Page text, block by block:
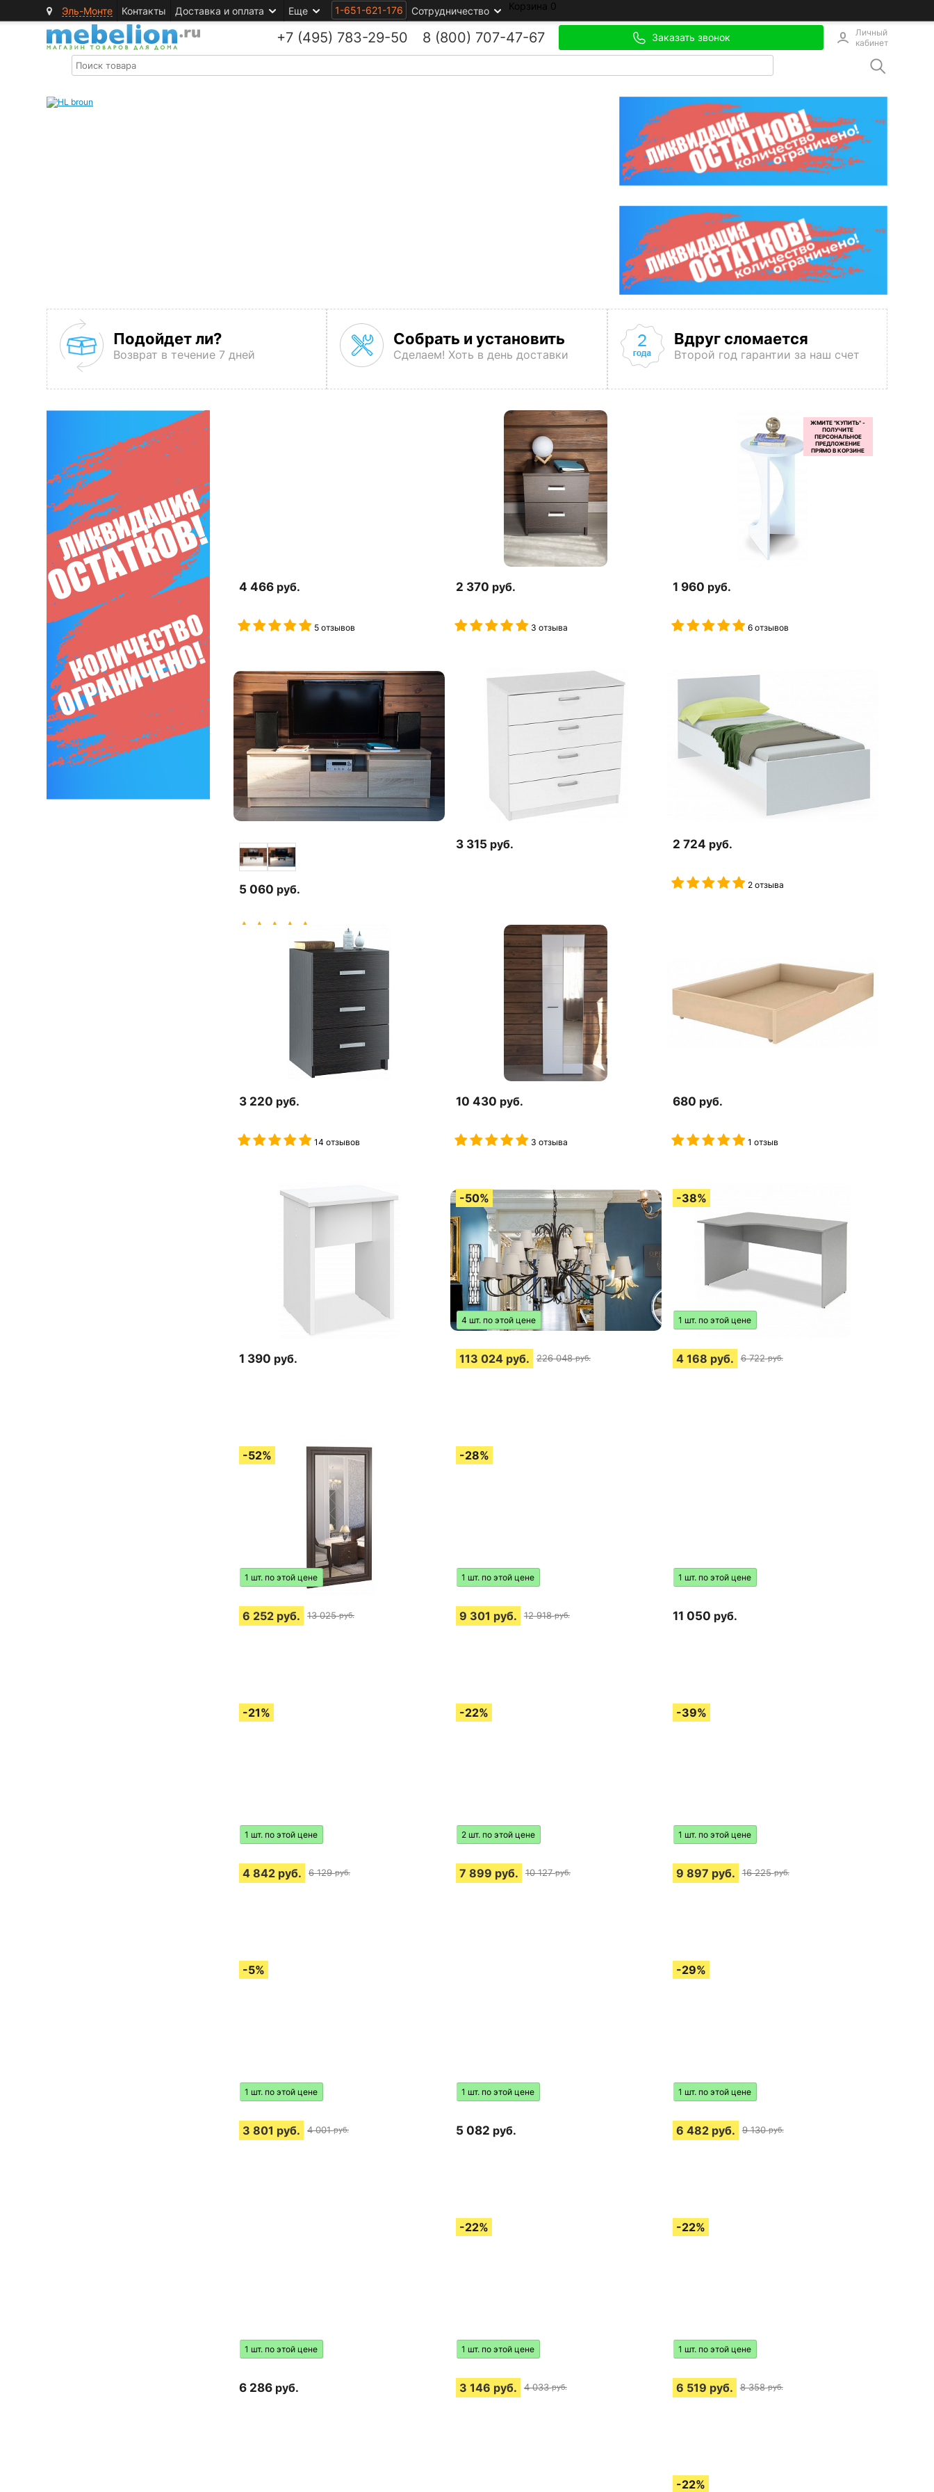
Эль-Монте Контакты Доставка и оплата Еще 1-651-621-176 Сотрудничество Корзина 0
+7 (495) 783-29-50 8 (800) 707-47-67 Заказать звонок
Личный
кабинет
Подойдет ли?
Возврат в течение 7 дней
Собрать и установить
Сделаем! Хоть в день доставки
Вдруг сломается
Второй год гарантии за наш счет
4 466 руб.
5 отзывов
2 370 руб.
3 отзыва
1 960 руб.
6 отзывов
5 060 руб.
10 отзывов
3 315 руб. 2 724 руб.
2 отзыва
3 220 руб.
14 отзывов
10 430 руб.
3 отзыва
680 руб.
1 отзыв
1 390 руб.
4 шт. по этой цене
113 024 руб. 226 048 руб.
1 шт. по этой цене
4 168 руб. 6 722 руб.
1 шт. по этой цене
6 252 руб. 13 025 руб.
1 шт. по этой цене
9 301 руб. 12 918 руб.
1 шт. по этой цене
11 050 руб.
1 шт. по этой цене
4 842 руб. 6 129 руб.
2 шт. по этой цене
7 899 руб. 10 127 руб.
1 шт. по этой цене
9 897 руб. 16 225 руб.
1 шт. по этой цене
3 801 руб. 4 001 руб.
1 шт. по этой цене
5 082 руб.
1 шт. по этой цене
6 482 руб. 9 130 руб.
1 шт. по этой цене
6 286 руб.
1 шт. по этой цене
3 146 руб. 4 033 руб.
1 шт. по этой цене
6 519 руб. 8 358 руб.